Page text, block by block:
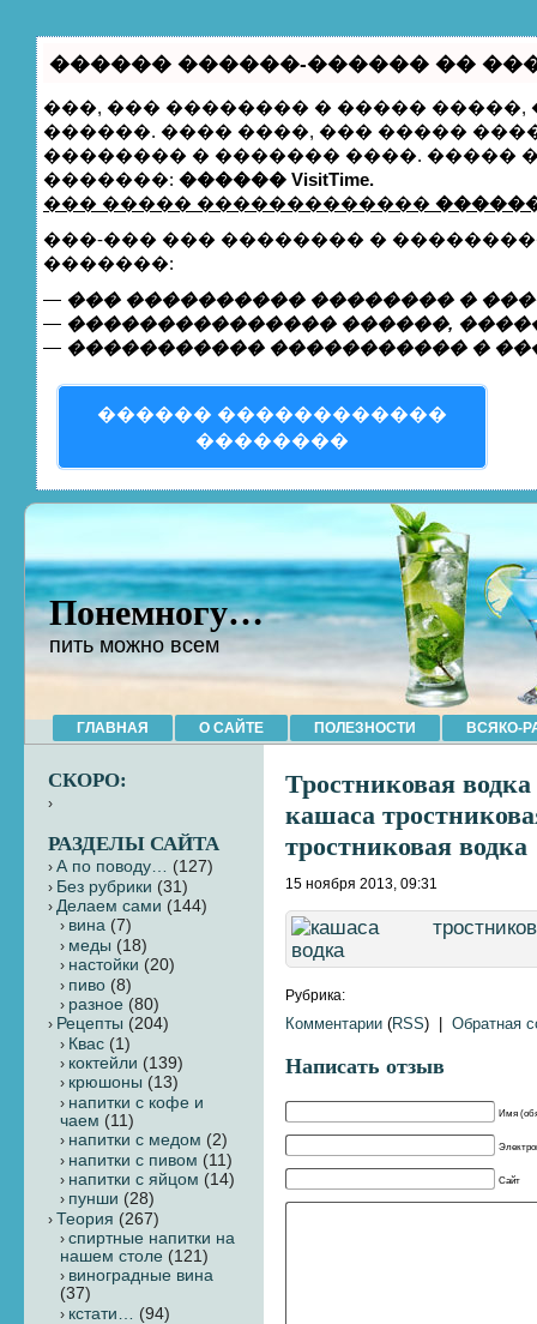
������ ������-������ ��
���, ��� �������� � �����
������. ���� ����, ��� �����
�������� � ������� ����. �����
�������: ������ VisitTime.
��� ����� �������������
���-��� ��� �������� �
�������:
— ��� ���������� �������� �
— ��������������� ������,
— ����������� ����������� �
������ ������������
��������
Понемногу…
пить можно всем
ГЛАВНАЯ О САЙТЕ ПОЛЕЗНОСТИ ВСЯКО-
Тростниковая
кашаса
тростниковая водка
15 ноября 2013, 09:31
Рубрика:
Комментарии (RSS) |Обратная
Написать отзыв
Имя
Сайт
СКОРО:
РАЗДЕЛЫ САЙТА
А по поводу… (127)
Без рубрики (31)
Делаем сами (144)
вина (7)
меды (18)
настойки (20)
пиво (8)
разное (80)
Рецепты (204)
Квас (1)
коктейли (139)
крюшоны (13)
напитки с кофе и
чаем (11)
напитки с медом (2)
напитки с пивом (11)
напитки с яйцом (14)
пунши (28)
Теория (267)
cпиртные напитки на
нашем столе (121)
виноградные вина
(37)
кстати…
(94)